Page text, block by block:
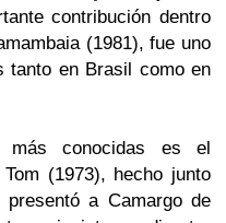
contribución dentro
(1981), fue uno
tanto en Brasil como en
más conocidas es el
(1973), hecho junto
a Camargode